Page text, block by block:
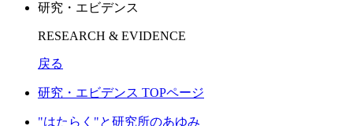
研究・エビデンス
RESEARCH & EVIDENCE
戻る
研究・エビデンス TOPページ
"はたらく"と研究所のあゆみ